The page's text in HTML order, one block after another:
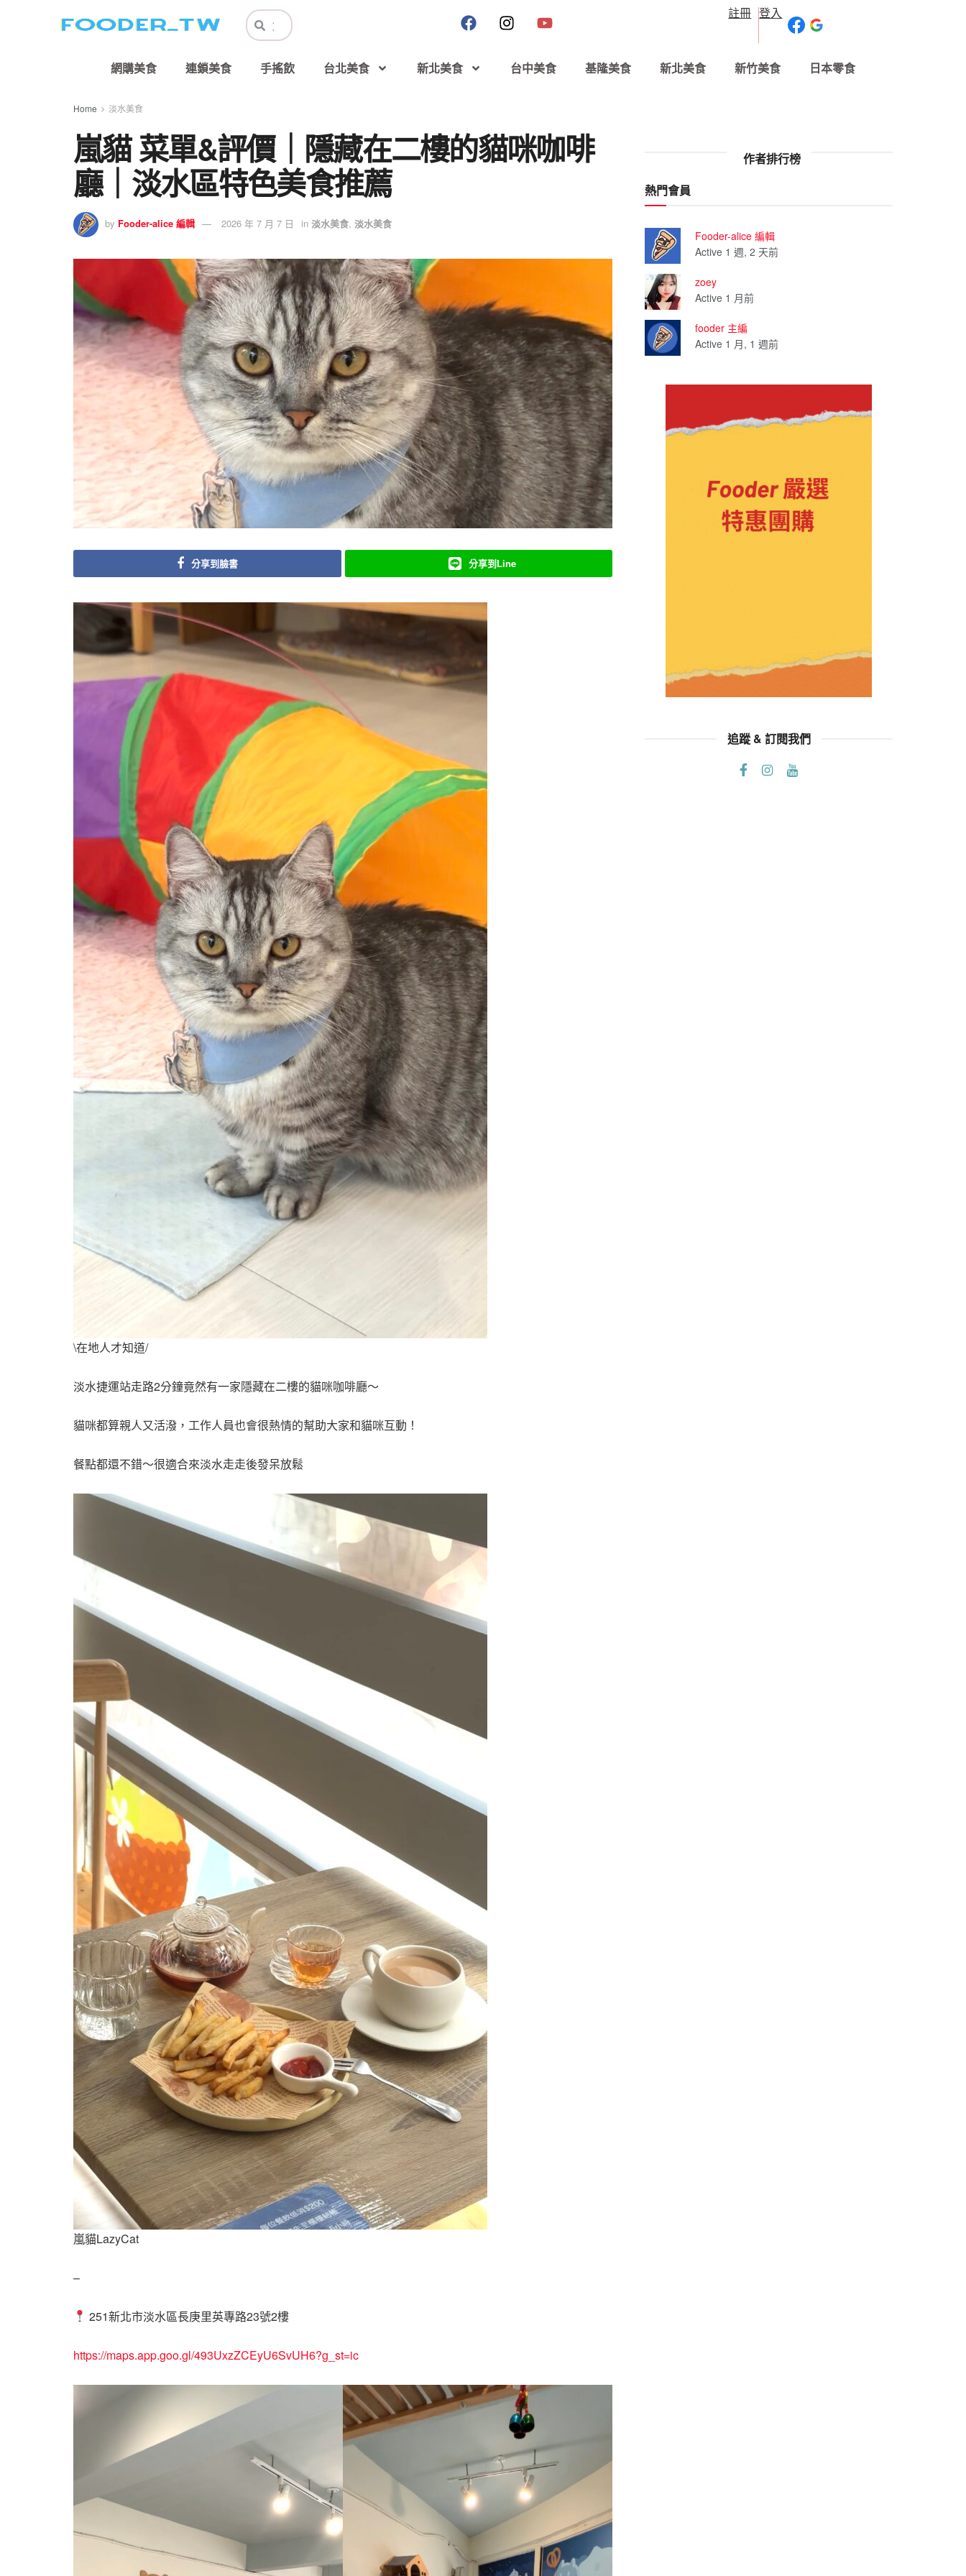
註冊 登入
網購美食 連鎖美食 手搖飲 台北美食 新北美食 台中美食 基隆美食 新北美食 新竹美食 日本零食
Home 淡水美食
嵐貓 菜單&評價｜隱藏在二樓的貓咪咖啡
廳｜淡水區特色美食推薦
by Fooder-alice 編輯 2026 年 7 月 7 日 in 淡水美食, 淡水美食
分享到臉書 分享到Line
\在地人才知道/
淡水捷運站走路2分鐘竟然有一家隱藏在二樓的貓咪咖啡廳～
貓咪都算親人又活潑，工作人員也會很熱情的幫助大家和貓咪互動！
餐點都還不錯～很適合來淡水走走後發呆放鬆
嵐貓LazyCat
–
251新北市淡水區長庚里英專路23號2樓
https://maps.app.goo.gl/493UxzZCEyU6SvUH6?g_st=ic
作者排行榜
熱門會員
Fooder-alice 編輯
Active 1 週, 2 天前
zoey
Active 1 月前
fooder 主編
Active 1 月, 1 週前
追蹤 & 訂閱我們